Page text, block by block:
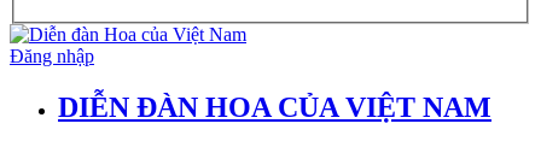
Đăng nhập
DIỄN ĐÀN HOA CỦA VIỆT NAM